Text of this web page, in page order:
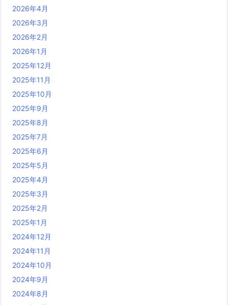
2026年4月
2026年3月
2026年2月
2026年1月
2025年12月
2025年11月
2025年10月
2025年9月
2025年8月
2025年7月
2025年6月
2025年5月
2025年4月
2025年3月
2025年2月
2025年1月
2024年12月
2024年11月
2024年10月
2024年9月
2024年8月